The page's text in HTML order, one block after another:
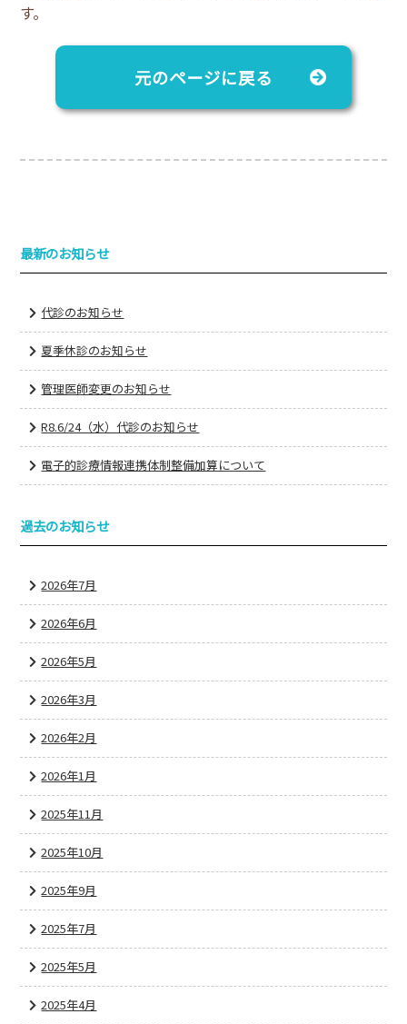
す。
元のページに戻る
最新のお知らせ
代診のお知らせ
夏季休診のお知らせ
管理医師変更のお知らせ
R8.6/24（水）代診のお知らせ
電子的診療情報連携体制整備加算について
過去のお知らせ
2026年7月
2026年6月
2026年5月
2026年3月
2026年2月
2026年1月
2025年11月
2025年10月
2025年9月
2025年7月
2025年5月
2025年4月